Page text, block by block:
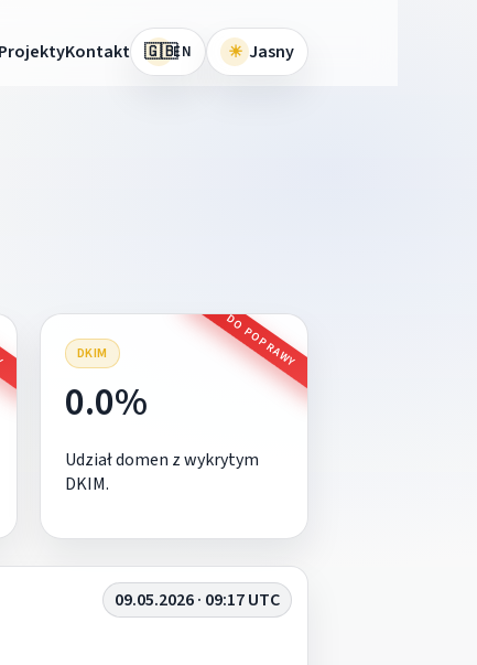
ProjektyKontakt 🇬🇧EN ☀ Jasny
DKIM DO POPRAWY
0.0%
Udział domen z wykrytym
DKIM.
09.05.2026 · 09:17 UTC